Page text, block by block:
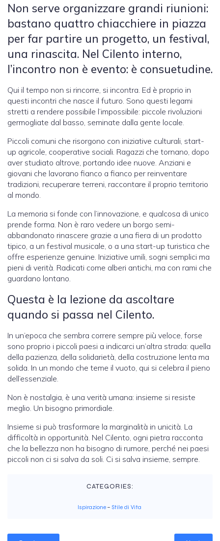
Non serve organizzare grandi riunioni:
bastano quattro chiacchiere in piazza
per far partire un progetto, un festival,
una rinascita. Nel Cilento interno,
l’incontro non è evento: è consuetudine.
Qui il tempo non si rincorre, si incontra. Ed è proprio in
questi incontri che nasce il futuro. Sono questi legami
stretti a rendere possibile l’impossibile: piccole rivoluzioni
germogliate dal basso, seminate dalla gente locale.
Piccoli comuni che risorgono con iniziative culturali, start-
up agricole, cooperative sociali. Ragazzi che tornano, dopo
aver studiato altrove, portando idee nuove. Anziani e
giovani che lavorano fianco a fianco per reinventare
tradizioni, recuperare terreni, raccontare il proprio territorio
al mondo.
La memoria si fonde con l’innovazione, e qualcosa di unico
prende forma. Non è raro vedere un borgo semi-
abbandonato rinascere grazie a una fiera di un prodotto
tipico, a un festival musicale, o a una start-up turistica che
offre esperienze genuine. Iniziative umili, sogni semplici ma
pieni di verità. Radicati come alberi antichi, ma con rami che
guardano lontano.
Questa è la lezione da ascoltare
quando si passa nel Cilento.
In un’epoca che sembra correre sempre più veloce, forse
sono proprio i piccoli paesi a indicarci un’altra strada: quella
della pazienza, della solidarietà, della costruzione lenta ma
solida. In un mondo che teme il vuoto, qui si celebra il pieno
dell’essenziale.
Non è nostalgia, è una verità umana: insieme si resiste
meglio. Un bisogno primordiale.
Insieme si può trasformare la marginalità in unicità. La
difficoltà in opportunità. Nel Cilento, ogni pietra racconta
che la bellezza non ha bisogno di rumore, perché nei paesi
piccoli non ci si salva da soli. Ci si salva insieme, sempre.
CATEGORIES:
Ispirazione – Stile di Vita